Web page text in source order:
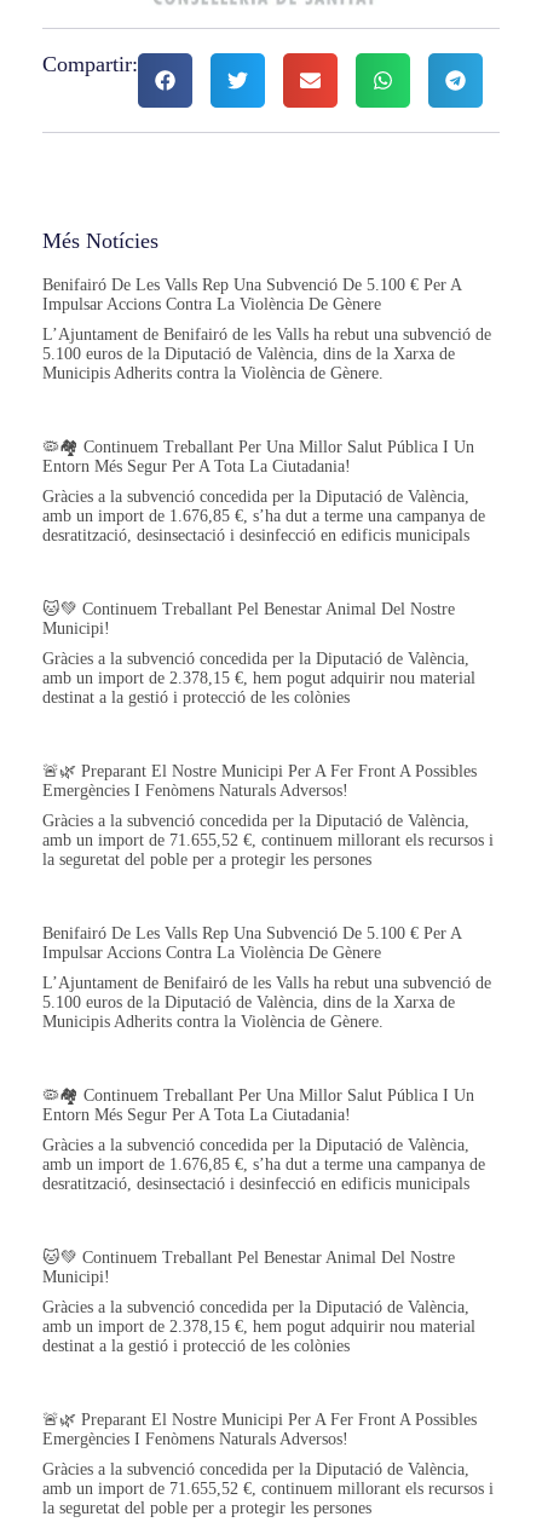
Compartir:
Més Notícies
Benifairó De Les Valls Rep Una Subvenció De 5.100 € Per A
Impulsar Accions Contra La Violència De Gènere
L’Ajuntament de Benifairó de les Valls ha rebut una subvenció de
5.100 euros de la Diputació de València, dins de la Xarxa de
Municipis Adherits contra la Violència de Gènere.
🦠🏘️ Continuem Treballant Per Una Millor Salut Pública I Un
Entorn Més Segur Per A Tota La Ciutadania!
Gràcies a la subvenció concedida per la Diputació de València,
amb un import de 1.676,85 €, s’ha dut a terme una campanya de
desratització, desinsectació i desinfecció en edificis municipals
🐱💚 Continuem Treballant Pel Benestar Animal Del Nostre
Municipi!
Gràcies a la subvenció concedida per la Diputació de València,
amb un import de 2.378,15 €, hem pogut adquirir nou material
destinat a la gestió i protecció de les colònies
🚨🌿 Preparant El Nostre Municipi Per A Fer Front A Possibles
Emergències I Fenòmens Naturals Adversos!
Gràcies a la subvenció concedida per la Diputació de València,
amb un import de 71.655,52 €, continuem millorant els recursos i
la seguretat del poble per a protegir les persones
Benifairó De Les Valls Rep Una Subvenció De 5.100 € Per A
Impulsar Accions Contra La Violència De Gènere
L’Ajuntament de Benifairó de les Valls ha rebut una subvenció de
5.100 euros de la Diputació de València, dins de la Xarxa de
Municipis Adherits contra la Violència de Gènere.
🦠🏘️ Continuem Treballant Per Una Millor Salut Pública I Un
Entorn Més Segur Per A Tota La Ciutadania!
Gràcies a la subvenció concedida per la Diputació de València,
amb un import de 1.676,85 €, s’ha dut a terme una campanya de
desratització, desinsectació i desinfecció en edificis municipals
🐱💚 Continuem Treballant Pel Benestar Animal Del Nostre
Municipi!
Gràcies a la subvenció concedida per la Diputació de València,
amb un import de 2.378,15 €, hem pogut adquirir nou material
destinat a la gestió i protecció de les colònies
🚨🌿 Preparant El Nostre Municipi Per A Fer Front A Possibles
Emergències I Fenòmens Naturals Adversos!
Gràcies a la subvenció concedida per la Diputació de València,
amb un import de 71.655,52 €, continuem millorant els recursos i
la seguretat del poble per a protegir les persones